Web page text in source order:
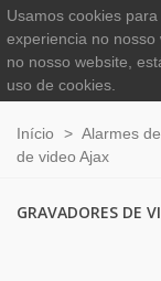
Início > Alarmes
de video Ajax
GRAVADORES DE
Usamos cookies
experiencia no nosso
no nosso website,
uso de cookies.